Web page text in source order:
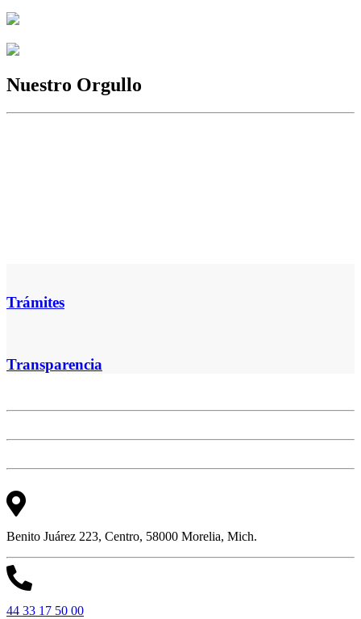
Nuestro Orgullo
Trámites
Transparencia
Benito Juárez 223, Centro, 58000 Morelia, Mich.
44 33 17 50 00